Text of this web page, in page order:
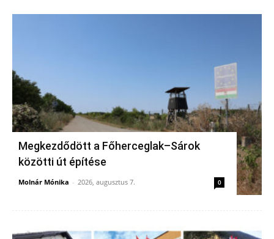
Megkezdődött a Főherceglak–Sárok
közötti út építése
Molnár Mónika - 2026, augusztus 7. 0